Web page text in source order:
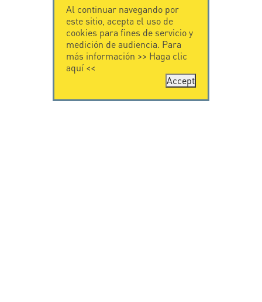
Al continuar navegando por
este sitio, acepta el uso de
cookies para fines de servicio y
medición de audiencia. Para
más información >> Haga clic
aquí<<
Accept